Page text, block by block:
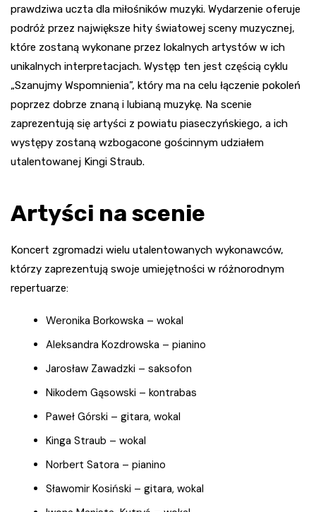
prawdziwa uczta dla miłośników muzyki. Wydarzenie oferuje
podróż przez największe hity światowej sceny muzycznej,
które zostaną wykonane przez lokalnych artystów w ich
unikalnych interpretacjach. Występ ten jest częścią cyklu
„Szanujmy Wspomnienia”, który ma na celu łączenie pokoleń
poprzez dobrze znaną i lubianą muzykę. Na scenie
zaprezentują się artyści z powiatu piaseczyńskiego, a ich
występy zostaną wzbogacone gościnnym udziałem
utalentowanej Kingi Straub.
Artyści na scenie
Koncert zgromadzi wielu utalentowanych wykonawców,
którzy zaprezentują swoje umiejętności w różnorodnym
repertuarze:
Weronika Borkowska – wokal
Aleksandra Kozdrowska – pianino
Jarosław Zawadzki – saksofon
Nikodem Gąsowski – kontrabas
Paweł Górski – gitara, wokal
Kinga Straub – wokal
Norbert Satora – pianino
Sławomir Kosiński – gitara, wokal